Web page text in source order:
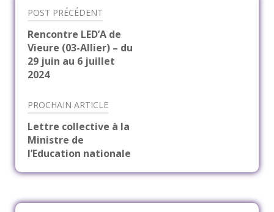
Navigation
de
l’article
POST PRÉCÉDENT
Rencontre LED’A de
Vieure (03-Allier) – du
29 juin au 6 juillet
2024
PROCHAIN ARTICLE
Lettre collective à la
Ministre de
l’Education nationale